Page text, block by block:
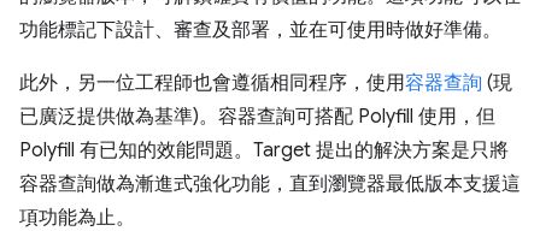
功能標記下設計、審查及部署，並在可使用時做好準備。
此外，另一位工程師也會遵循相同程序，使用容器查詢 (現
已廣泛提供做為基準)。容器查詢可搭配 Polyfill 使用，但
Polyfill 有已知的效能問題。Target 提出的解決方案是只將
容器查詢做為漸進式強化功能，直到瀏覽器最低版本支援這
項功能為止。